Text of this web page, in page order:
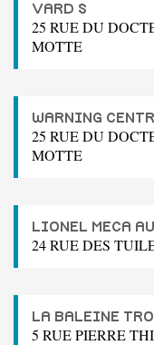
VARD S
25 RUE DU
MOTTE
WARNING
25 RUE DU
MOTTE
LIONEL MECA
24 RUE DES
LA BALEINE
5 RUE PIERRE